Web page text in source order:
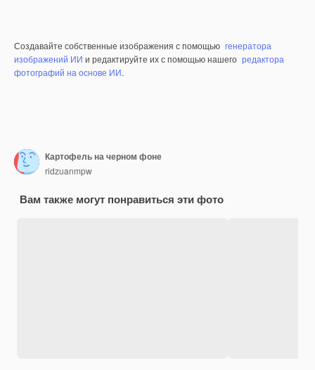
Создавайте собственные изображения с помощью генератора
изображений ИИ и редактируйте их с помощью нашего редактора
фотографий на основе ИИ.
Картофель на черном фоне
ridzuanmpw
Вам также могут понравиться эти фото